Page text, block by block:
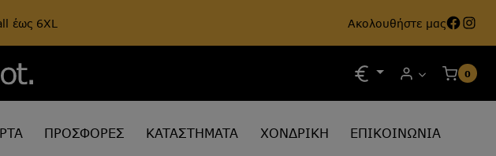
έως 6XL Ακολουθήστε μας
0
ΠΡΟΣΦΟΡΕΣ ΚΑΤΑΣΤΗΜΑΤΑ ΧΟΝΔΡΙΚΗ ΕΠΙΚΟΙΝΩΝΙΑ